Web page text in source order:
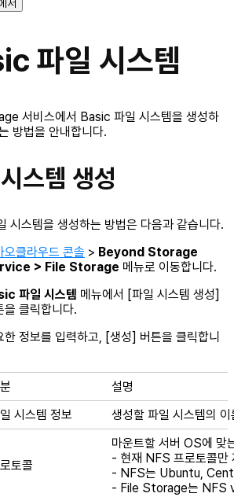
서
파일 시스템
서비스에서 Basic 파일 시스템을 생성하
방법을 안내합니다.
스템 생성
시스템을 생성하는 방법은 다음과 같습니다.
오클라우드 콘솔 > Beyond Storage
> File Storage 메뉴로 이동합니다.
파일 시스템 메뉴에서 [파일 시스템 생성]
을 클릭합니다.
한 정보를 입력하고, [생성] 버튼을 클릭합니
설명
시스템 정보
생성할 파일 시스템의
토콜
마운트할 서버 OS에 맞
- 현재 NFS 프로토콜만
- NFS는 Ubuntu,
- File Storage는 NFS